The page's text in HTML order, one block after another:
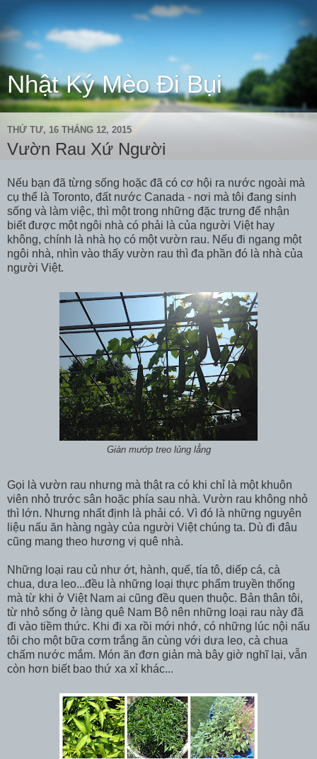
Nhật Ký Mèo Đi Bụi
THỨ TƯ, 16 THÁNG 12, 2015
Vườn Rau Xứ Người
Nếu bạn đã từng sống hoặc đã có cơ hội ra nước ngoài mà
cụ thể là Toronto, đất nước Canada - nơi mà tôi đang sinh
sống và làm việc, thì một trong những đặc trưng để nhận
biết được một ngôi nhà có phải là của người Việt hay
không, chính là nhà họ có một vườn rau. Nếu đi ngang một
ngôi nhà, nhìn vào thấy vườn rau thì đa phần đó là nhà của
người Việt.
Giàn mướp treo lủng lẳng
Gọi là vườn rau nhưng mà thật ra có khi chỉ là một khuôn
viên nhỏ trước sân hoặc phía sau nhà. Vườn rau không nhỏ
thì lớn. Nhưng nhất định là phải có. Vì đó là những nguyên
liệu nấu ăn hàng ngày của người Việt chúng ta. Dù đi đâu
cũng mang theo hương vị quê nhà.
Những loại rau củ như ớt, hành, quế, tía tô, diếp cá, cà
chua, dưa leo...đều là những loại thực phẩm truyền thống
mà từ khi ở Việt Nam ai cũng đều quen thuộc. Bản thân tôi,
từ nhỏ sống ở làng quê Nam Bộ nên những loại rau này đã
đi vào tiềm thức. Khi đi xa rồi mới nhớ, có những lúc nội nấu
tôi cho một bữa cơm trắng ăn cùng với dưa leo, cà chua
chấm nước mắm. Món ăn đơn giản mà bây giờ nghĩ lại, vẫn
còn hơn biết bao thứ xa xỉ khác...